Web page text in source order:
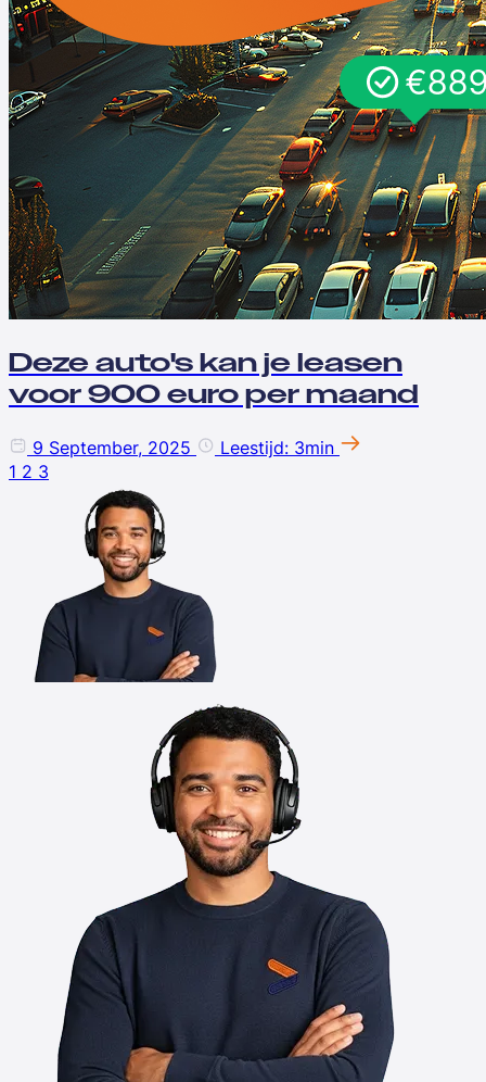
Deze auto's kan je leasen
voor 900 euro per maand
9 September, 2025
Leestijd: 3min
1 2 3